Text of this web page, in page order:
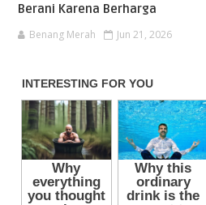
Berani Karena Berharga
Benang Merah Jun 21, 2026